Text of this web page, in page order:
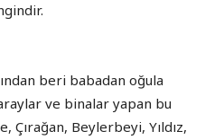
beri babadan oğula
ve binalar yapan bu
Çırağan, Beylerbeyi, Yıldız,